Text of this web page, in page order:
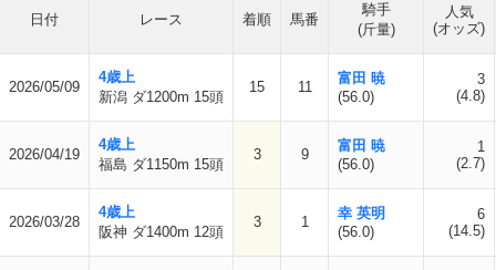
日付 レース 着順 馬番
騎手
(斤量)
人気
(オッズ)
2026/05/09
4歳上
新潟 ダ1200m 15頭
15 11
富田 暁
(56.0)
3
(4.8)
2026/04/19
4歳上
福島 ダ1150m 15頭
3 9
富田 暁
(56.0)
1
(2.7)
2026/03/28
4歳上
阪神 ダ1400m 12頭
3 1
幸 英明
(56.0)
6
(14.5)